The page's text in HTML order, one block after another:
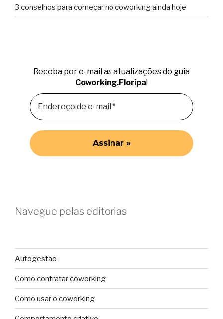
3 conselhos para começar no coworking ainda hoje
Receba por e-mail as atualizações do guia
Coworking.Floripa!
Navegue pelas editorias
Autogestão
Como contratar coworking
Como usar o coworking